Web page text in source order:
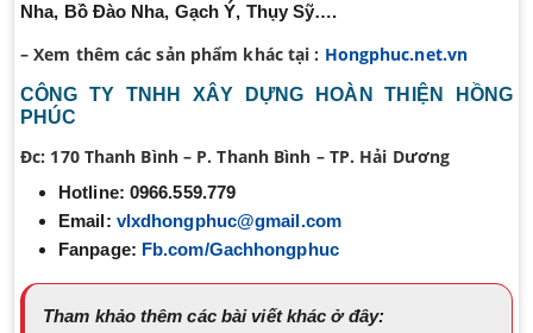
Nha, Bồ Đào Nha, Gạch Ý, Thụy Sỹ….
– Xem thêm các sản phẩm khác tại : Hongphuc.net.vn
CÔNG TY TNHH XÂY DỰNG HOÀN THIỆN HỒNG
PHÚC
Đc: 170 Thanh Bình – P. Thanh Bình – TP. Hải Dương
Hotline: 0966.559.779
Email: vlxdhongphuc@gmail.com
Fanpage: Fb.com/Gachhongphuc
Tham khảo thêm các bài viết khác ở đây: